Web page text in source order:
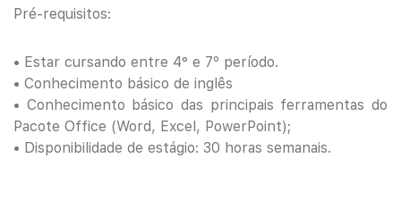
Pré-requisitos:
• Estar cursando entre 4° e 7º período.
• Conhecimento básico de inglês
• Conhecimento básico das principais ferramentas do
Pacote Office (Word, Excel, PowerPoint);
• Disponibilidade de estágio: 30 horas semanais.